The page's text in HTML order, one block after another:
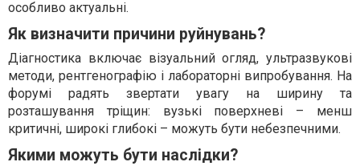
особливо актуальні.
Як визначити причини руйнувань?
Діагностика включає візуальний огляд, ультразвукові
методи, рентгенографію і лабораторні випробування. На
форумі радять звертати увагу на ширину та
розташування тріщин: вузькі поверхневі – менш
критичні, широкі глибокі – можуть бути небезпечними.
Якими можуть бути наслідки?